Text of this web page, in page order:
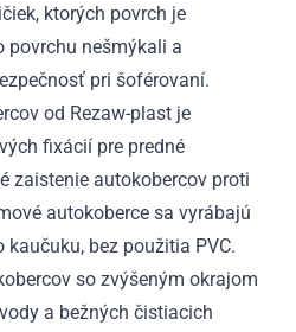
ktorých povrch je
povrchu nešmýkali a
pri šoférovaní.
od Rezaw-plast je
fixácií pre predné
zaistenie autokobercov proti
autokoberce sa vyrábajú
bez použitia PVC.
so zvýšeným okrajom
a bežných čistiacich